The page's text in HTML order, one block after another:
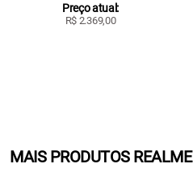
Preço atual:
R$ 2.369,00
MAIS PRODUTOS REALME